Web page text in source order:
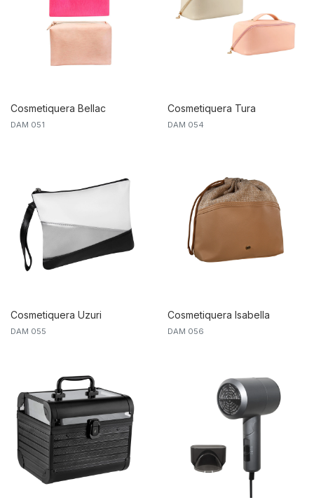
Cosmetiquera Bellac
DAM 051
Cosmetiquera Tura
DAM 054
Cosmetiquera Uzuri
DAM 055
Cosmetiquera Isabella
DAM 056